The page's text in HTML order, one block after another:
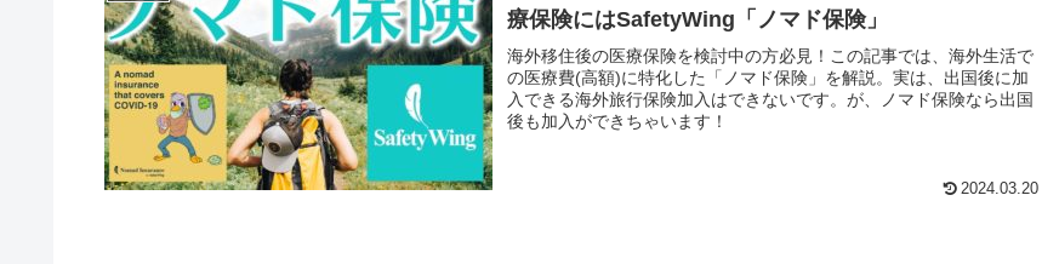
療保険にはSafetyWing「ノマド保険」
海外移住後の医療保険を検討中の方必見！この記事では、海外生活で
の医療費(高額)に特化した「ノマド保険」を解説。実は、出国後に加
入できる海外旅行保険加入はできないです。が、ノマド保険なら出国
後も加入ができちゃいます！
2024.03.20